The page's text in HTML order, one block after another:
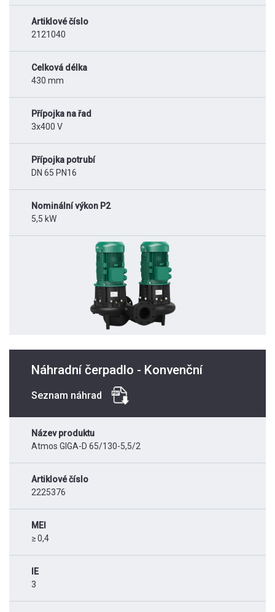
Artiklové číslo
2121040
Celková délka
430 mm
Přípojka na řad
3x400 V
Přípojka potrubí
DN 65 PN16
Nominální výkon P2
5,5 kW
Náhradní čerpadlo - Konvenční
Seznam náhrad
Název produktu
Atmos GIGA-D 65/130-5,5/2
Artiklové číslo
2225376
MEI
≥ 0,4
IE
3